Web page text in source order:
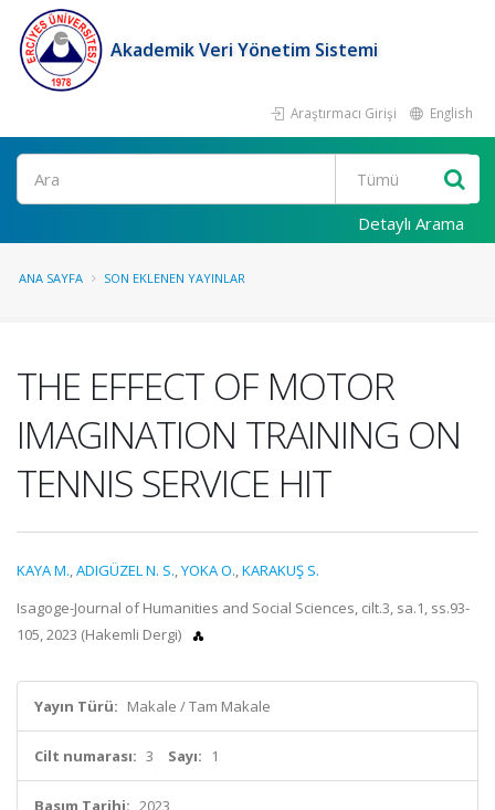
Akademik Veri Yönetim Sistemi
Araştırmacı Girişi English
Ara
Detaylı Arama
ANA SAYFA SON EKLENEN YAYINLAR
THE EFFECT OF MOTOR
IMAGINATION TRAINING ON
TENNIS SERVICE HIT
KAYA M.,ADIGÜZEL N. S.,YOKA O.,KARAKUŞ S.
Isagoge-Journal of Humanities and Social Sciences, cilt.3, sa.1, ss.93-
105, 2023 (Hakemli Dergi)
Yayın Türü: Makale / Tam Makale
Cilt numarası: 3 Sayı: 1
Basım Tarihi: 2023